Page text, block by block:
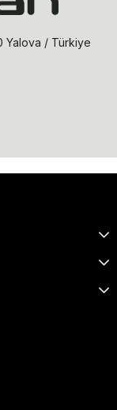
Yalova / Türkiye